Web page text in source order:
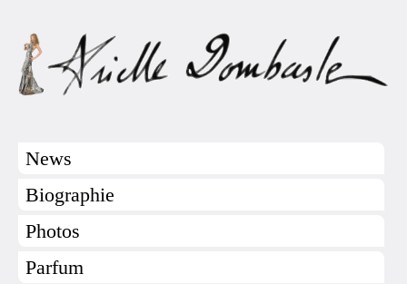
News
Biographie
Photos
Parfum